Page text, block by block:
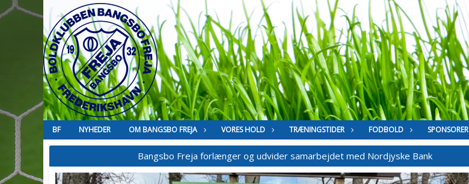
BF NYHEDER OM BANGSBO FREJA VORES HOLD TRÆNINGSTIDER FODBOLD SPONSORER
Bangsbo Freja forlænger og udvider samarbejdet med Nordjyske Bank